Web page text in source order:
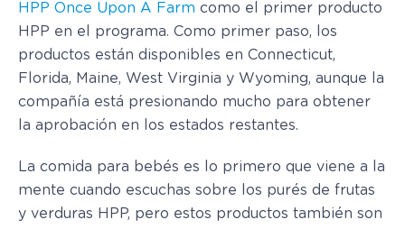
HPP Once Upon A Farm como el primer producto
HPP en el programa. Como primer paso, los
productos están disponibles en Connecticut,
Florida, Maine, West Virginia y Wyoming, aunque la
compañía está presionando mucho para obtener
la aprobación en los estados restantes.
La comida para bebés es lo primero que viene a la
mente cuando escuchas sobre los purés de frutas
y verduras HPP, pero estos productos también son